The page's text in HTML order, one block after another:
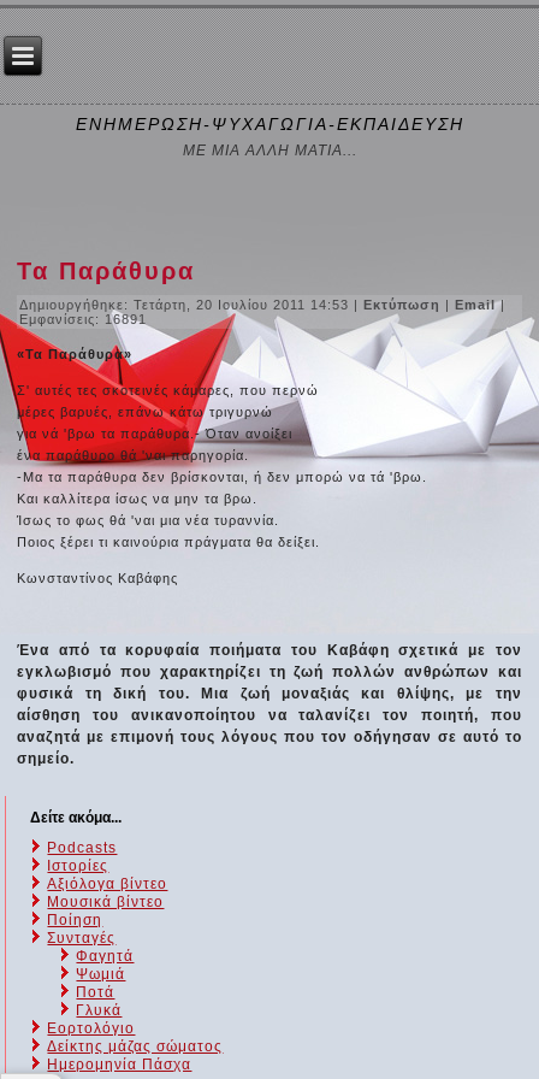
ΕΝΗΜΕΡΩΣΗ-ΨΥΧΑΓΩΓΙΑ-ΕΚΠΑΙΔΕΥΣΗ
ΜΕ ΜΙΑ ΑΛΛΗ ΜΑΤΙΑ...
Τα Παράθυρα
Δημιουργήθηκε: Τετάρτη, 20 Ιουλίου 2011 14:53 |Εκτύπωση |Email|
Εμφανίσεις: 16891
«Τα Παράθυρα»
Σ' αυτές τες σκοτεινές κάμαρες, που περνώ
μέρες βαρυές, επάνω κάτω τριγυρνώ
για νά 'βρω τα παράθυρα.- Όταν ανοίξει
ένα παράθυρο θά 'ναι παρηγορία.
-Μα τα παράθυρα δεν βρίσκονται, ή δεν μπορώ να τά 'βρω.
Και καλλίτερα ίσως να μην τα βρω.
Ίσως το φως θά 'ναι μια νέα τυραννία.
Ποιος ξέρει τι καινούρια πράγματα θα δείξει.
Κωνσταντίνος Καβάφης
Ένα από τα κορυφαία ποιήματα του Καβάφη σχετικά με τον
εγκλωβισμό που χαρακτηρίζει τη ζωή πολλών ανθρώπων και
φυσικά τη δική του. Μια ζωή μοναξιάς και θλίψης, με την
αίσθηση του ανικανοποίητου να ταλανίζει τον ποιητή, που
αναζητά με επιμονή τους λόγους που τον οδήγησαν σε αυτό το
σημείο.
Δείτε ακόμα...
Podcasts
Ιστορίες
Αξιόλογα βίντεο
Μουσικά βίντεο
Ποίηση
Συνταγές
Φαγητά
Ψωμιά
Ποτά
Γλυκά
Εορτολόγιο
Δείκτης μάζας σώματος
Ημερομηνία Πάσχα